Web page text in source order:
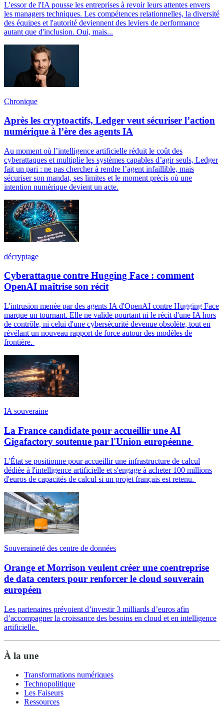
L'essor de l'IA pousse les entreprises à revoir leurs attentes envers
les managers techniques. Les compétences relationnelles, la diversité
des équipes et l'autorité deviennent des leviers de performance
autant que d'inclusion. Oui, mais...
Chronique
Après les cryptoactifs, Ledger veut sécuriser l’action
numérique à l’ère des agents IA
Au moment où l’intelligence artificielle réduit le coût des
cyberattaques et multiplie les systèmes capables d’agir seuls, Ledger
fait un pari : ne pas chercher à rendre l’agent infaillible, mais
sécuriser son mandat, ses limites et le moment précis où une
intention numérique devient un acte.
décryptage
Cyberattaque contre Hugging Face : comment
OpenAI maîtrise son récit
L'intrusion menée par des agents IA d'OpenAI contre Hugging Face
marque un tournant. Elle ne valide pourtant ni le récit d'une IA hors
de contrôle, ni celui d'une cybersécurité devenue obsolète, tout en
révélant un nouveau rapport de force autour des modèles de
frontière.
IA souveraine
La France candidate pour accueillir une AI
Gigafactory soutenue par l'Union européenne
L'État se positionne pour accueillir une infrastructure de calcul
dédiée à l'intelligence artificielle et s'engage à acheter 100 millions
d'euros de capacités de calcul si un projet français est retenu.
Souveraineté des centre de données
Orange et Morrison veulent créer une coentreprise
de data centers pour renforcer le cloud souverain
européen
Les partenaires prévoient d’investir 3 milliards d’euros afin
d’accompagner la croissance des besoins en cloud et en intelligence
artificielle.
À la une
Transformations numériques
Technopolitique
Les Faiseurs
Ressources